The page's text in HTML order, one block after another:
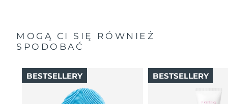
MOGĄ CI SIĘ RÓWNIEŻ
SPODOBAĆ
BESTSELLERY BESTSELLERY